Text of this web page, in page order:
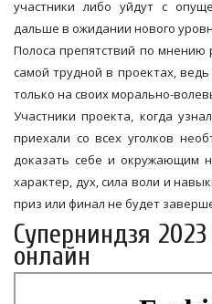
участники либо уйдут с
дальше в ожидании нового
Полоса препятствий по мнению
самой трудной в проектах,
только на своих морально-
Участники проекта, когда
приехали со всех уголков
доказать себе и окружающим
характер, дух, сила воли и
приз или финал не будет
Суперниндзя
онлайн